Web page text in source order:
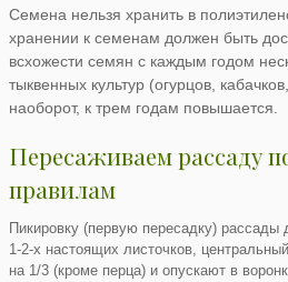
Семена нельзя хранить в
хранении к семенам должен быть
всхожести семян с каждым годом
тыквенных культур (огурцов,
наоборот, к трем годам повышается.
Пересаживаем рассаду
правилам
Пикировку (первую пересадку) рассады
1-2-х настоящих листочков,
на 1/3 (кроме перца) и опускают в